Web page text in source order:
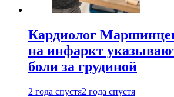
Кардиолог
на инфаркт
боли за грудиной
2 года спустя2 года спустя